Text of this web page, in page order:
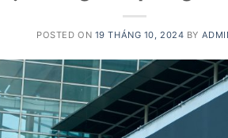
POSTED ON 19 THÁNG 10, 2024 BY